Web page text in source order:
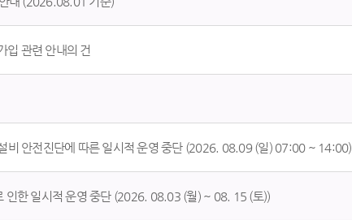
입 관련 안내의 건
비 안전진단에 따른 일시적 운영 중단 (2026. 08.09 (일) 07:00 ~ 14:00)
인한 일시적 운영 중단 (2026. 08.03 (월) ~ 08. 15 (토))